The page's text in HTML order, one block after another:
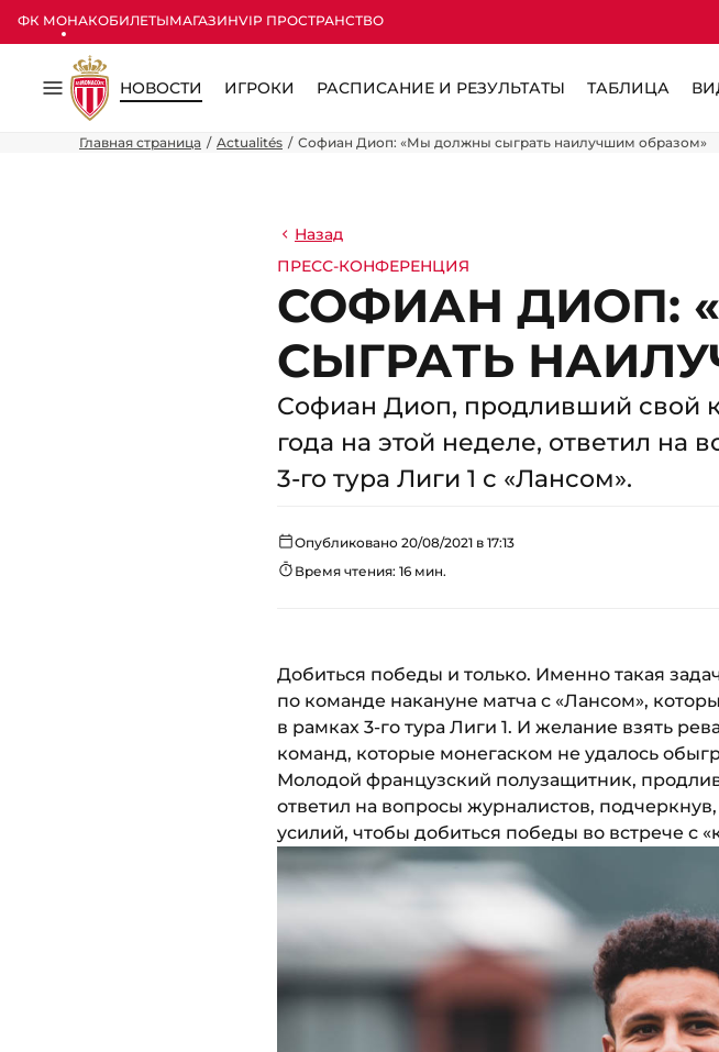
ФК МОНАКОБИЛЕТЫМАГАЗИНVIP ПРОСТРАНСТВО
Меню
НОВОСТИ ИГРОКИ РАСПИСАНИЕ И РЕЗУЛЬТАТЫ ТАБЛИЦА
Главная страница Actualités Софиан Диоп: «Мы должны сыграть наилучшим образом»
Назад
ПРЕСС-КОНФЕРЕНЦИЯ
СОФИАН ДИОП:
СЫГРАТЬ
Софиан Диоп, продливший свой
года на этой неделе, ответил на
3-го тура Лиги 1 с «Лансом».
Опубликовано 20/08/2021 в 17:13
Время чтения: 16 мин.
Добиться победы и только. Именно такая
по команде накануне матча с «Лансом»,
в рамках 3-го тура Лиги 1. И желание взять
команд, которые монегаском не удалось
Молодой французский полузащитник,
ответил на вопросы журналистов,
усилий, чтобы добиться победы во встрече с